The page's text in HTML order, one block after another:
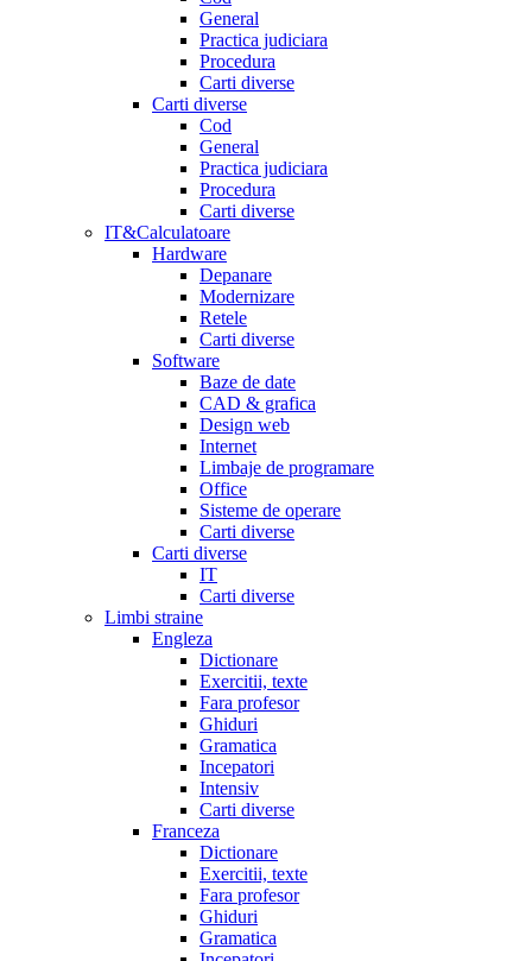
General
Practica judiciara
Procedura
Carti diverse
Carti diverse
Cod
General
Practica judiciara
Procedura
Carti diverse
IT&Calculatoare
Hardware
Depanare
Modernizare
Retele
Carti diverse
Software
Baze de date
CAD & grafica
Design web
Internet
Limbaje de programare
Office
Sisteme de operare
Carti diverse
Carti diverse
IT
Carti diverse
Limbi straine
Engleza
Dictionare
Exercitii, texte
Fara profesor
Ghiduri
Gramatica
Incepatori
Intensiv
Carti diverse
Franceza
Dictionare
Exercitii, texte
Fara profesor
Ghiduri
Gramatica